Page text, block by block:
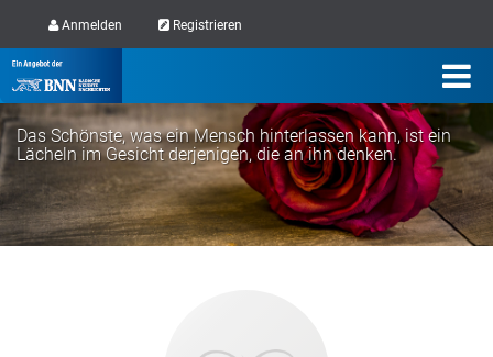
Anmelden Registrieren
Das Schönste, was ein Mensch hinterlassen kann, ist ein
Lächeln im Gesicht derjenigen, die an ihn denken.